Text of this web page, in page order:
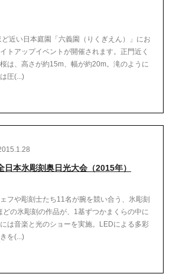
近い日本庭園「六義園（りくぎえん）」にお
トアップイベントが開催されます。正門近く
は、高さが約15m、幅が約20m。滝のように
圧(...)
日本氷彫刻奥日光大会（2015年）
フや彫刻士たち11名が腕を競い合う、氷彫刻
の氷彫刻の作品が、1基ずつかまくらの中に
は音楽と光のショーを実施。LEDによる多彩
を(...)